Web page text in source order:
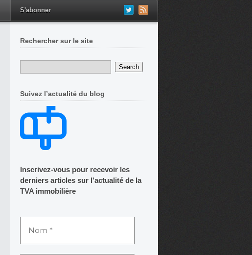
S'abonner
Rechercher sur le site
Suivez l’actualité du blog
Inscrivez-vous pour recevoir les
derniers articles sur l'actualité de la
TVA immobilière